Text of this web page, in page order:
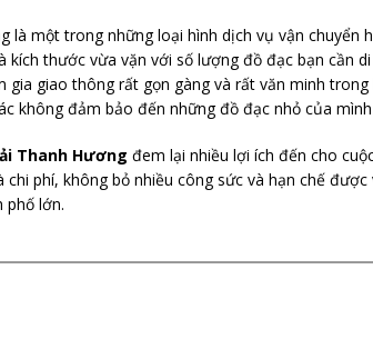
là một trong những loại hình dịch vụ vận chuyển
kích thước vừa vặn với số lượng đồ đạc bạn cần
gia giao thông rất gọn gàng và rất văn minh
không đảm bảo đến những đồ đạc nhỏ của
Thanh Hương đem lại nhiều lợi ích đến cho
chi phí, không bỏ nhiều công sức và hạn chế
phố lớn.